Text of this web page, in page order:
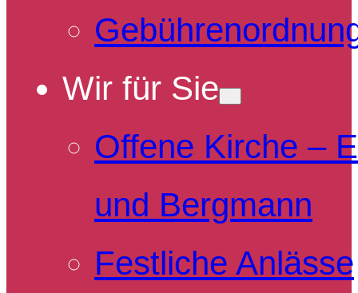
Wir für Sie
Offene Kirche –
und Bergmann
Festliche Anlässe